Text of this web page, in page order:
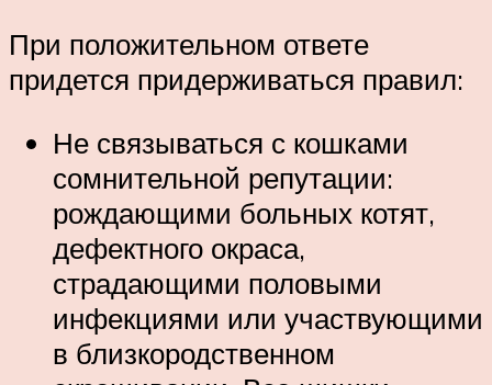
При положительном ответе
придется придерживаться правил:
Не связываться с кошками
сомнительной репутации:
рождающими больных котят,
дефектного окраса,
страдающими половыми
инфекциями или участвующими
в близкородственном